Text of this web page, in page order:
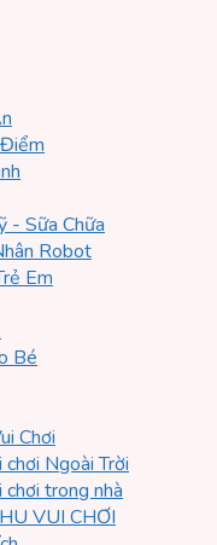
- Sữa Chữa
Robot
Em
Bé
Chơi
Ngoài Trời
trong nhà
VUI CHƠI